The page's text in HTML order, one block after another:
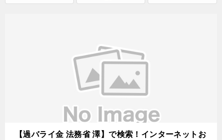
【過バライ金 法務省 澤】で検索！インターネットお